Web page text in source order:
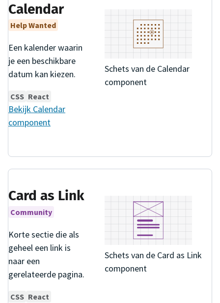
Schets van de Calendar
component
Calendar
Help Wanted
Een kalender waarin
je een beschikbare
datum kan kiezen.
CSS React
Bekijk Calendar
component
Schets van de Card as Link
component
Card as Link
Community
Korte sectie die als
geheel een link is
naar een
gerelateerde pagina.
CSS React